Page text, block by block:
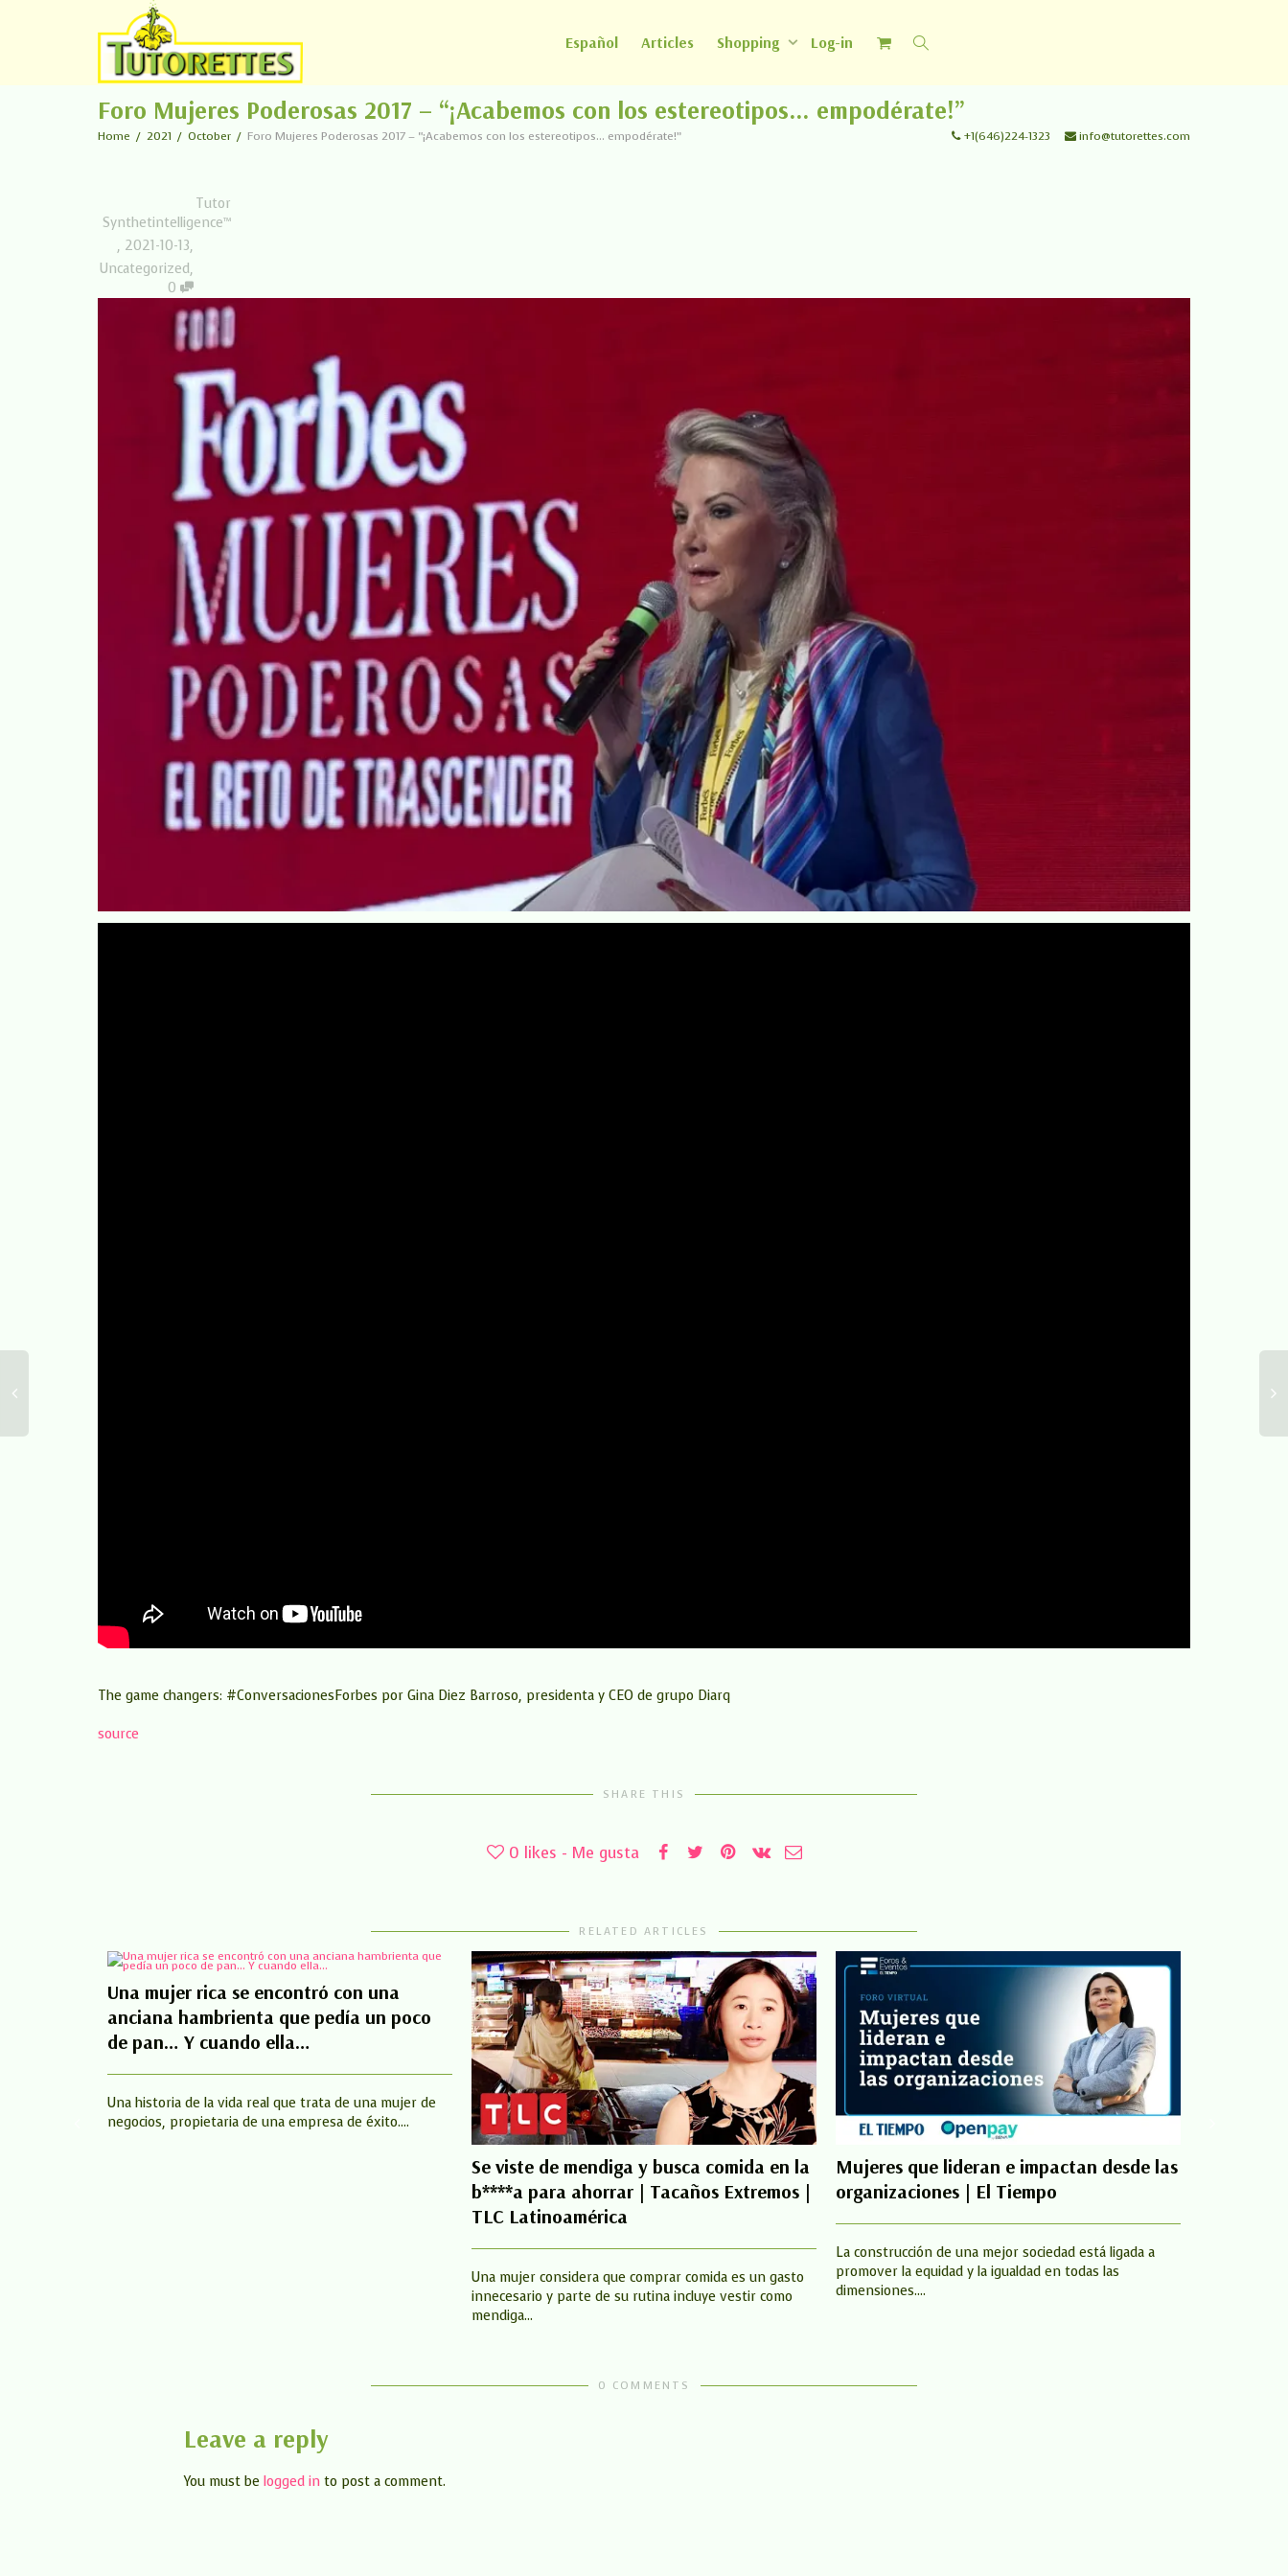
Español Articles Shopping Log-in
Foro Mujeres Poderosas 2017 – “¡Acabemos con los estereotipos… empodérate!”
Home 2021 October Foro Mujeres Poderosas 2017 – “¡Acabemos con los estereotipos… empodérate!” +1(646)224-1323 info@tutorettes.com
Tutor
Synthetintelligence™
, 2021-10-13,
Uncategorized,
0
The game changers: #ConversacionesForbes por Gina Diez Barroso, presidenta y CEO de grupo Diarq
source
SHARE THIS
0 likes - Me gusta
RELATED ARTICLES
Una mujer rica se encontró con una
anciana hambrienta que pedía un poco
de pan… Y cuando ella…
Una historia de la vida real que trata de una mujer de
negocios, propietaria de una empresa de éxito....
Se viste de mendiga y busca comida en la
b****a para ahorrar | Tacaños Extremos |
TLC Latinoamérica
Una mujer considera que comprar comida es un gasto
innecesario y parte de su rutina incluye vestir como
mendiga...
Mujeres que lideran e impactan desde las
organizaciones | El Tiempo
La construcción de una mejor sociedad está ligada a
promover la equidad y la igualdad en todas las
dimensiones....
0 COMMENTS
Leave a reply
You must be logged in to post a comment.